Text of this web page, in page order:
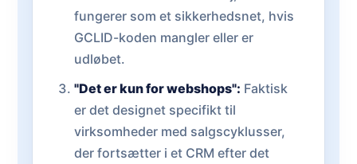
fungerer som et sikkerhedsnet, hvis
GCLID-koden mangler eller er
udløbet.
"Det er kun for webshops": Faktisk
er det designet specifikt til
virksomheder med salgscyklusser,
der fortsætter i et CRM efter det